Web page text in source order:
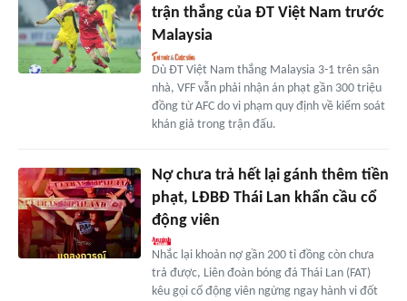
trận thắng của ĐT Việt Nam trước
Malaysia
Dù ĐT Việt Nam thắng Malaysia 3-1 trên sân
nhà, VFF vẫn phải nhận án phạt gần 300 triệu
đồng từ AFC do vi phạm quy định về kiểm soát
khán giả trong trận đấu.
Nợ chưa trả hết lại gánh thêm tiền
phạt, LĐBĐ Thái Lan khẩn cầu cổ
động viên
Nhắc lại khoản nợ gần 200 tỉ đồng còn chưa
trả được, Liên đoàn bóng đá Thái Lan (FAT)
kêu gọi cổ động viên ngừng ngay hành vi đốt